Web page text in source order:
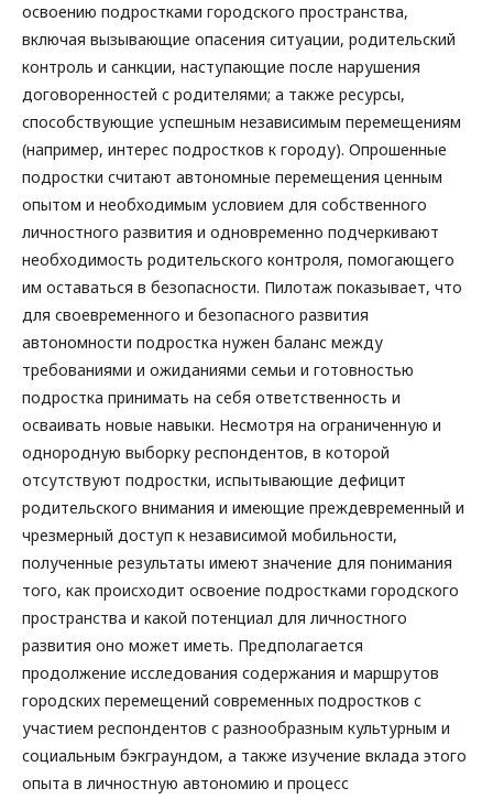
освоению подростками городского пространства,
включая вызывающие опасения ситуации, родительский
контроль и санкции, наступающие после нарушения
договоренностей с родителями; а также ресурсы,
способствующие успешным независимым перемещениям
(например, интерес подростков к городу). Опрошенные
подростки считают автономные перемещения ценным
опытом и необходимым условием для собственного
личностного развития и одновременно подчеркивают
необходимость родительского контроля, помогающего
им оставаться в безопасности. Пилотаж показывает, что
для своевременного и безопасного развития
автономности подростка нужен баланс между
требованиями и ожиданиями семьи и готовностью
подростка принимать на себя ответственность и
осваивать новые навыки. Несмотря на ограниченную и
однородную выборку респондентов, в которой
отсутствуют подростки, испытывающие дефицит
родительского внимания и имеющие преждевременный и
чрезмерный доступ к независимой мобильности,
полученные результаты имеют значение для понимания
того, как происходит освоение подростками городского
пространства и какой потенциал для личностного
развития оно может иметь. Предполагается
продолжение исследования содержания и маршрутов
городских перемещений современных подростков с
участием респондентов с разнообразным культурным и
социальным бэкграундом, а также изучение вклада этого
опыта в личностную автономию и процесс